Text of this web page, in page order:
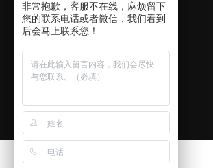
非常抱歉，客服不在线，麻烦留下
您的联系电话或者微信，我们看到
后会马上联系您！